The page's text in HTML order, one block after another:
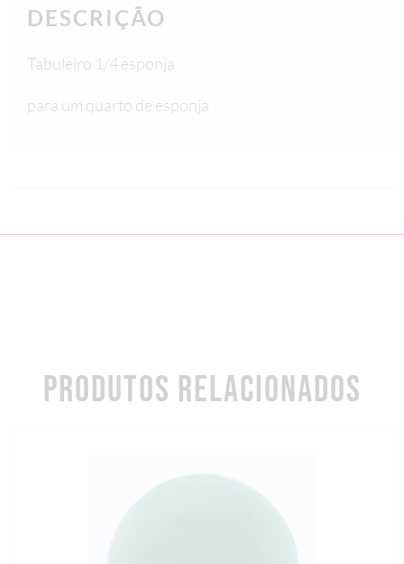
DESCRIÇÃO
Tabuleiro 1/4 esponja
para um quarto de esponja
PRODUTOS RELACIONADOS